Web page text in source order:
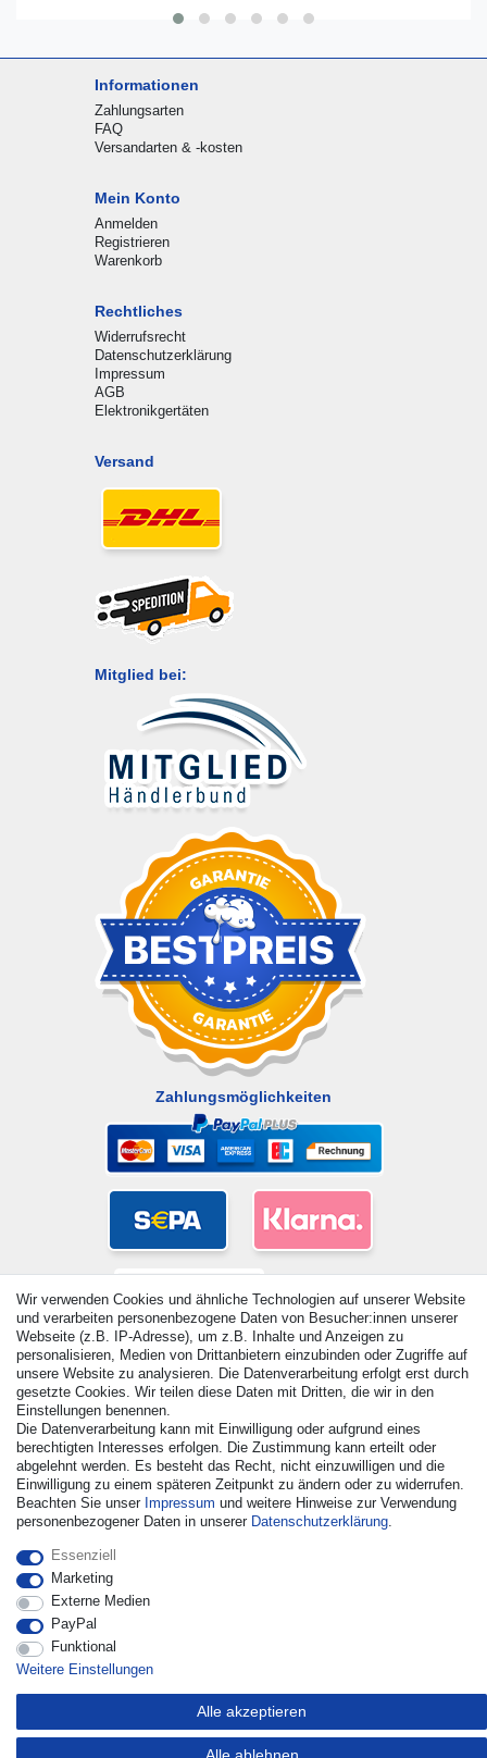
Informationen
Zahlungsarten
FAQ
Versandarten & -kosten
Mein Konto
Anmelden
Registrieren
Warenkorb
Rechtliches
Widerrufsrecht
Datenschutzerklärung
Impressum
AGB
Elektronikgertäten
Versand
Mitglied bei:
Zahlungsmöglichkeiten
© Copyright 2026 | Alle Rechte vorbehalten. - Alle Rechte
vorbehalten. Preisangaben inkl. gesetzl. 19% MwSt. |
Grundpreise siehe Artikeldetail | *Gilt für Lieferungen nach
Deutschland!
Vertrag widerrufen Kontakt
Wir verwenden Cookies und ähnliche Technologien auf unserer Website
und verarbeiten personenbezogene Daten von Besucher:innen unserer
Webseite (z.B. IP-Adresse), um z.B. Inhalte und Anzeigen zu
personalisieren, Medien von Drittanbietern einzubinden oder Zugriffe auf
unsere Website zu analysieren. Die Datenverarbeitung erfolgt erst durch
gesetzte Cookies. Wir teilen diese Daten mit Dritten, die wir in den
Einstellungen benennen.
Die Datenverarbeitung kann mit Einwilligung oder aufgrund eines
berechtigten Interesses erfolgen. Die Zustimmung kann erteilt oder
abgelehnt werden. Es besteht das Recht, nicht einzuwilligen und die
Einwilligung zu einem späteren Zeitpunkt zu ändern oder zu widerrufen.
Beachten Sie unser Impressum und weitere Hinweise zur Verwendung
personenbezogener Daten in unserer Daten­schutz­erklärung.
Essenziell
Marketing
Externe Medien
PayPal
Funktional
Weitere Einstellungen
Alle akzeptieren